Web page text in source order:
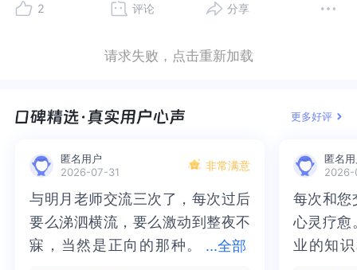
是什么？你在制定这样的计划和目标的时候想到了
力不符的目标的背后是不自信，自卑的表现，你通
做的事情的结果要有合理的预期，完成比完美更重
己。放下对完美自己的期待，真实地做自己。在对
的目标。你的目标一定要与你的能力现状相匹配，
你的目标要能够具体可量化，而不是一个假大空难
以实现的目标，这不是目标，只是一种空想。我是
么？你在制定这样的计划和目标的时候想到了什
不符的目标的背后是不自信，自卑的表现，你通过
的事情的结果要有合理的预期，完成比完美更重
己。放下对完美自己的期待，真实地做自己。在对
的目标。你的目标一定要与你的能力现状相匹配，
你的目标要能够具体可量化，而不是一个假大空难
以实现的目标，这不是目标，只是一种空想。我是
2 评论 分享
请求失败，点击重新加载
更多好评
匿名用户
2026-07-31
非常满意
...全部
与明月老师交流三次了，每次过后
要么涕泗横流，要么激动到整夜不
寐，当然是正向的那种。
与明月老师交流三次了，每次过后
要么涕泗横流，要么激动到整夜不
寐，当然是正向的那种。二十多年
匿名
2026-
每次和您
心灵疗愈
业的知
每次和您
心灵疗愈
业的知识